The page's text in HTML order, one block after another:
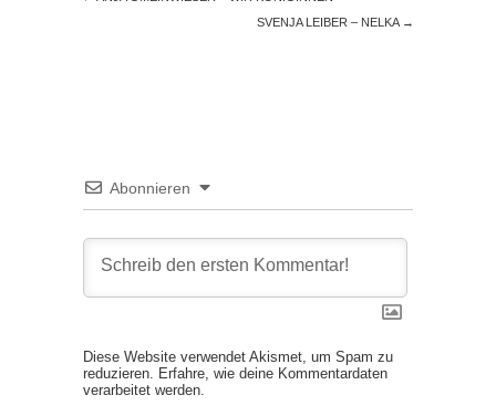
SVENJA LEIBER – NELKA →
Abonnieren
Diese Website verwendet Akismet, um Spam zu
reduzieren. Erfahre, wie deine Kommentardaten
verarbeitet werden.